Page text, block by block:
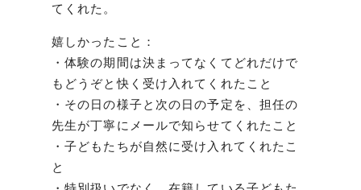
てくれた。
嬉しかったこと：
・体験の期間は決まってなくてどれだけで
もどうぞと快く受け入れてくれたこと
・その日の様子と次の日の予定を、担任の
先生が丁寧にメールで知らせてくれたこと
・子どもたちが自然に受け入れてくれたこ
と